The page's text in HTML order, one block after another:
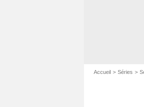
Accueil Séries